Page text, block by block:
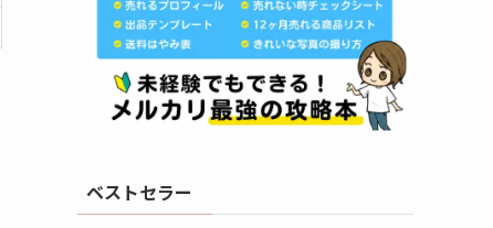
ベストセラー